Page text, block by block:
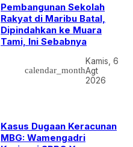
Pembangunan Sekolah
Rakyat di Maribu Batal,
Dipindahkan ke Muara
Tami, Ini Sebabnya
calendar_month
Kamis, 6
Agt
2026
Kasus Dugaan Keracunan
MBG: Wamengadri